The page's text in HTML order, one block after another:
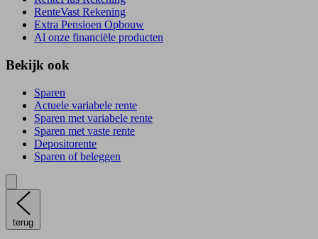
RenteVast Rekening
Extra Pensioen Opbouw
Al onze financiële producten
Bekijk ook
Sparen
Actuele variabele rente
Sparen met variabele rente
Sparen met vaste rente
Depositorente
Sparen of beleggen
terug